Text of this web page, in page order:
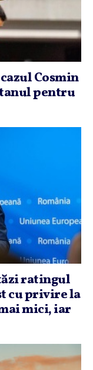
Cosmin
pentru
ratingul
cu privire la
mici, iar